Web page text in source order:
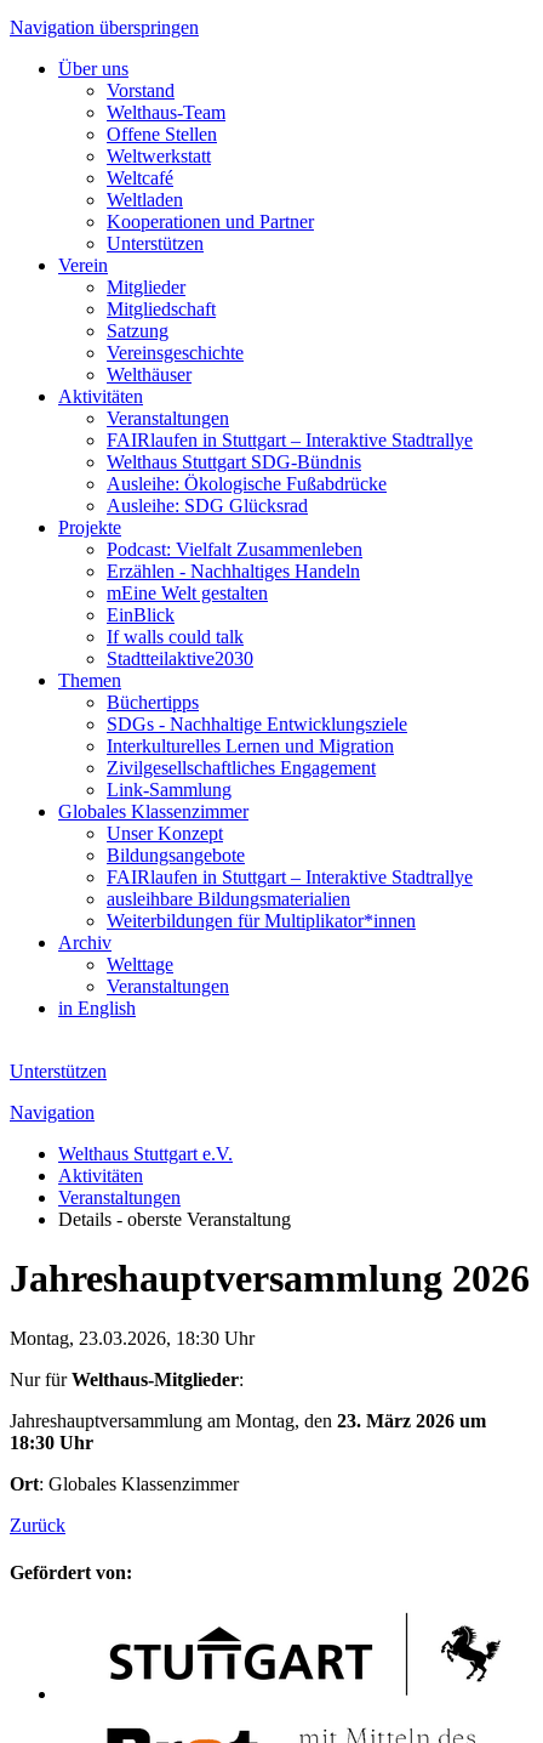
Navigation überspringen
Über uns
Vorstand
Welthaus-Team
Offene Stellen
Weltwerkstatt
Weltcafé
Weltladen
Kooperationen und Partner
Unterstützen
Verein
Mitglieder
Mitgliedschaft
Satzung
Vereinsgeschichte
Welthäuser
Aktivitäten
Veranstaltungen
FAIRlaufen in Stuttgart – Interaktive Stadtrallye
Welthaus Stuttgart SDG-Bündnis
Ausleihe: Ökologische Fußabdrücke
Ausleihe: SDG Glücksrad
Projekte
Podcast: Vielfalt Zusammenleben
Erzählen - Nachhaltiges Handeln
mEine Welt gestalten
EinBlick
If walls could talk
Stadtteilaktive2030
Themen
Büchertipps
SDGs - Nachhaltige Entwicklungsziele
Interkulturelles Lernen und Migration
Zivilgesellschaftliches Engagement
Link-Sammlung
Globales Klassenzimmer
Unser Konzept
Bildungsangebote
FAIRlaufen in Stuttgart – Interaktive Stadtrallye
ausleihbare Bildungsmaterialien
Weiterbildungen für Multiplikator*innen
Archiv
Welttage
Veranstaltungen
in English
Unterstützen
Navigation
Welthaus Stuttgart e.V.
Aktivitäten
Veranstaltungen
Details - oberste Veranstaltung
Jahreshauptversammlung 2026
Montag, 23.03.2026, 18:30 Uhr
Nur fürWelthaus-Mitglieder:
Jahreshauptversammlung am Montag, den 23. März 2026 um
18:30 Uhr
Ort: Globales Klassenzimmer
Zurück
Gefördert von: